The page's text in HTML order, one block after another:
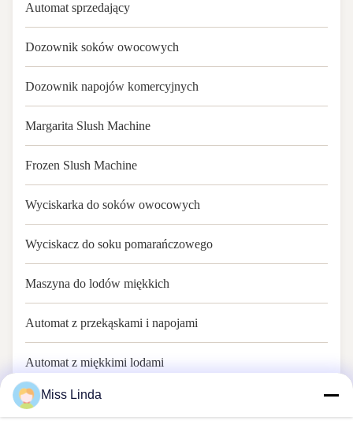
Automat sprzedający
Dozownik soków owocowych
Dozownik napojów komercyjnych
Margarita Slush Machine
Frozen Slush Machine
Wyciskarka do soków owocowych
Wyciskacz do soku pomarańczowego
Maszyna do lodów miękkich
Automat z przekąskami i napojami
Automat z miękkimi lodami
Miss Linda